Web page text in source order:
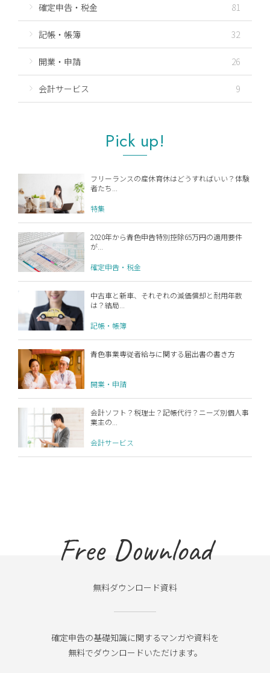
確定申告・税金 81
記帳・帳簿 32
開業・申請 26
会計サービス 9
Pick up!
フリーランスの産休育休はどうすればいい？体験
者たち...
特集
2020年から青色申告特別控除65万円の適用要件
が...
確定申告・税金
中古車と新車、それぞれの減価償却と耐用年数
は？結局...
記帳・帳簿
青色事業専従者給与に関する届出書の書き方
開業・申請
会計ソフト？税理士？記帳代行？ニーズ別個人事
業主の...
会計サービス
Free Download
無料ダウンロード資料
確定申告の基礎知識に関するマンガや資料を
無料でダウンロードいただけます。